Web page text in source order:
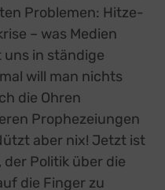
Problemen: Hitze-
– was Medien
in ständige
will man nichts
die Ohren
Prophezeiungen
aber nix! Jetzt ist
Politik über die
die Finger zu